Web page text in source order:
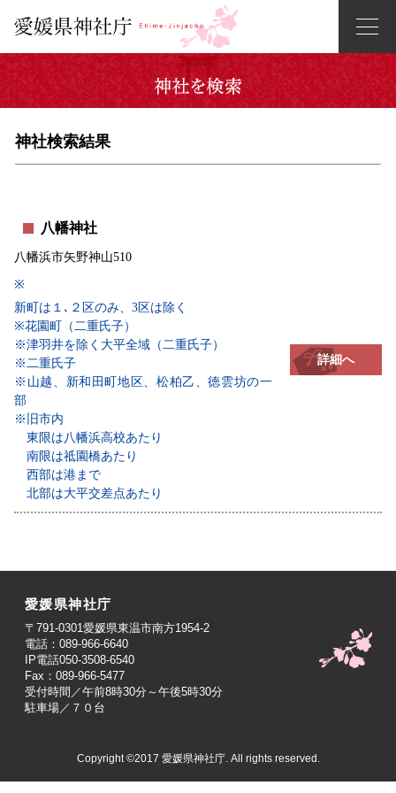
神社検索結果
八幡神社
八幡浜市矢野神山510
詳細へ
※
新町は１､２区のみ、3区は除く
※花園町（二重氏子）
※津羽井を除く大平全域（二重氏子）
※二重氏子
※山越、新和田町地区、松柏乙、徳雲坊の一
部
※旧市内
東限は八幡浜高校あたり
南限は祗園橋あたり
西部は港まで
北部は大平交差点あたり
愛媛県神社庁
〒791-0301愛媛県東温市南方1954-2
電話：089-966-6640
IP電話050-3508-6540
Fax：089-966-5477
受付時間／午前8時30分～午後5時30分
駐車場／７０台
Copyright ©2017 愛媛県神社庁. All rights reserved.